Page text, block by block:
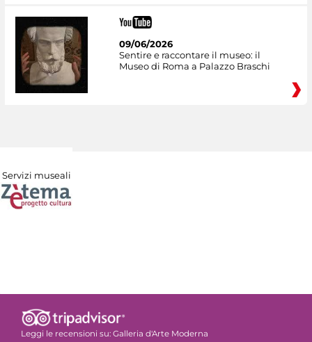
09/06/2026
Sentire e raccontare il museo: il
Museo di Roma a Palazzo Braschi
Servizi museali
Leggi le recensioni su: Galleria d'Arte Moderna